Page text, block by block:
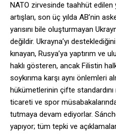
NATO zirvesinde taahhüt edilen
artışları, son üç yılda AB’nin
yarısını bile oluşturmayan
değildir. Ukrayna’yı
kınayan, Rusya’ya yaptırım ve
haklı gösteren, ancak Filistin
soykırıma karşı aynı önlemleri
hükümetlerinin çifte
ticareti ve spor
tutmaya devam ediyorlar.
yapıyor; tüm tepki ve